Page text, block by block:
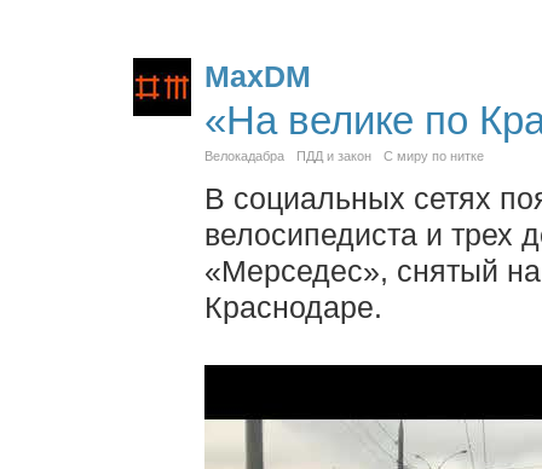
MaxDM
«На велике по
Велокадабра ПДД и закон С миру по нитке
В социальных сетях
велосипедиста и трех
«Мерседес», снятый
Краснодаре.